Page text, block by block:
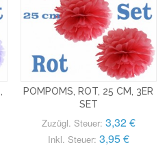
POMPOMS, ROT, 25 CM, 3ER
SET
Zuzügl. Steuer: 3,32 €
Inkl. Steuer: 3,95 €